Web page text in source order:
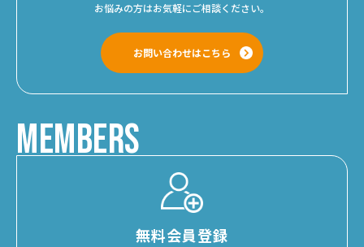
お悩みの方はお気軽にご相談ください。
お問い合わせはこちら
MEMBERS
無料会員登録